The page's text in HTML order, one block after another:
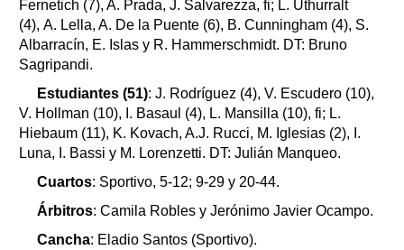
Fernetich (7), A. Prada, J. Salvarezza, fi; L. Uthurralt
(4), A. Lella, A. De la Puente (6), B. Cunningham (4), S.
Albarracín, E. Islas y R. Hammerschmidt. DT: Bruno
Sagripandi.
Estudiantes (51): J. Rodríguez (4), V. Escudero (10),
V. Hollman (10), I. Basaul (4), L. Mansilla (10), fi; L.
Hiebaum (11), K. Kovach, A.J. Rucci, M. Iglesias (2), I.
Luna, I. Bassi y M. Lorenzetti. DT: Julián Manqueo.
Cuartos: Sportivo, 5-12; 9-29 y 20-44.
Árbitros: Camila Robles y Jerónimo Javier Ocampo.
Cancha: Eladio Santos (Sportivo).